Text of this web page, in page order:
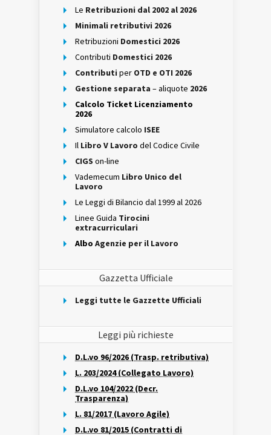
Le Retribuzioni dal 2002 al 2026
Minimali retributivi 2026
Retribuzioni Domestici 2026
Contributi Domestici 2026
Contributi per OTD e OTI 2026
Gestione separata – aliquote 2026
Calcolo Ticket Licenziamento
2026
Simulatore calcolo ISEE
Il Libro V Lavoro del Codice Civile
CIGS on-line
Vademecum Libro Unico del
Lavoro
Le Leggi di Bilancio dal 1999 al 2026
Linee Guida Tirocini
extracurriculari
Albo Agenzie per il Lavoro
Gazzetta Ufficiale
Leggi tutte le Gazzette Ufficiali
Leggi più richieste
D.L.vo 96/2026 (Trasp. retributiva)
L. 203/2024 (Collegato Lavoro)
D.L.vo 104/2022 (Decr.
Trasparenza)
L. 81/2017 (Lavoro Agile)
D.L.vo 81/2015 (Contratti di